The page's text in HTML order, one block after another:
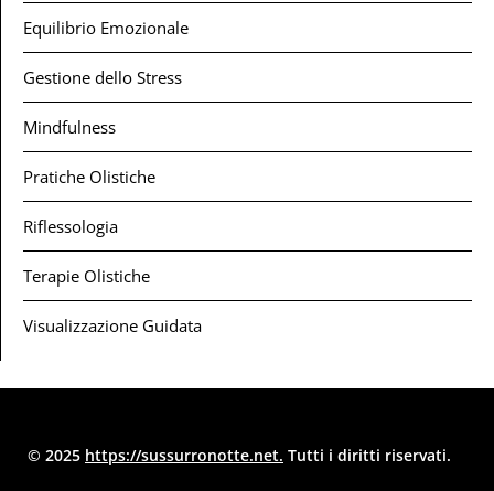
Equilibrio Emozionale
Gestione dello Stress
Mindfulness
Pratiche Olistiche
Riflessologia
Terapie Olistiche
Visualizzazione Guidata
© 2025 https://sussurronotte.net. Tutti i diritti riservati.